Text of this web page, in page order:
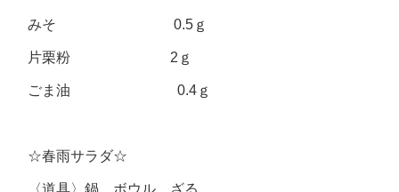
みそ 0.5ｇ
片栗粉 2ｇ
ごま油 0.4ｇ
☆春雨サラダ☆
〈道具〉鍋 ボウル ざる